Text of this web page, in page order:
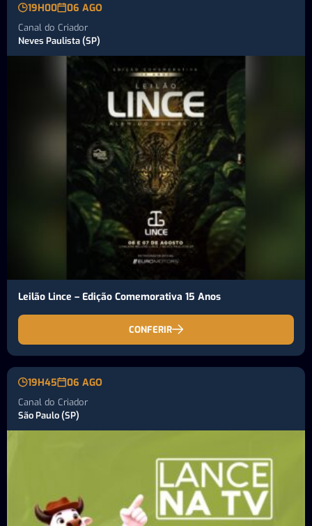
19H00 06 AGO
Canal do Criador
Neves Paulista (SP)
Leilão Lince – Edição Comemorativa 15 Anos
CONFERIR
19H45 06 AGO
Canal do Criador
São Paulo (SP)